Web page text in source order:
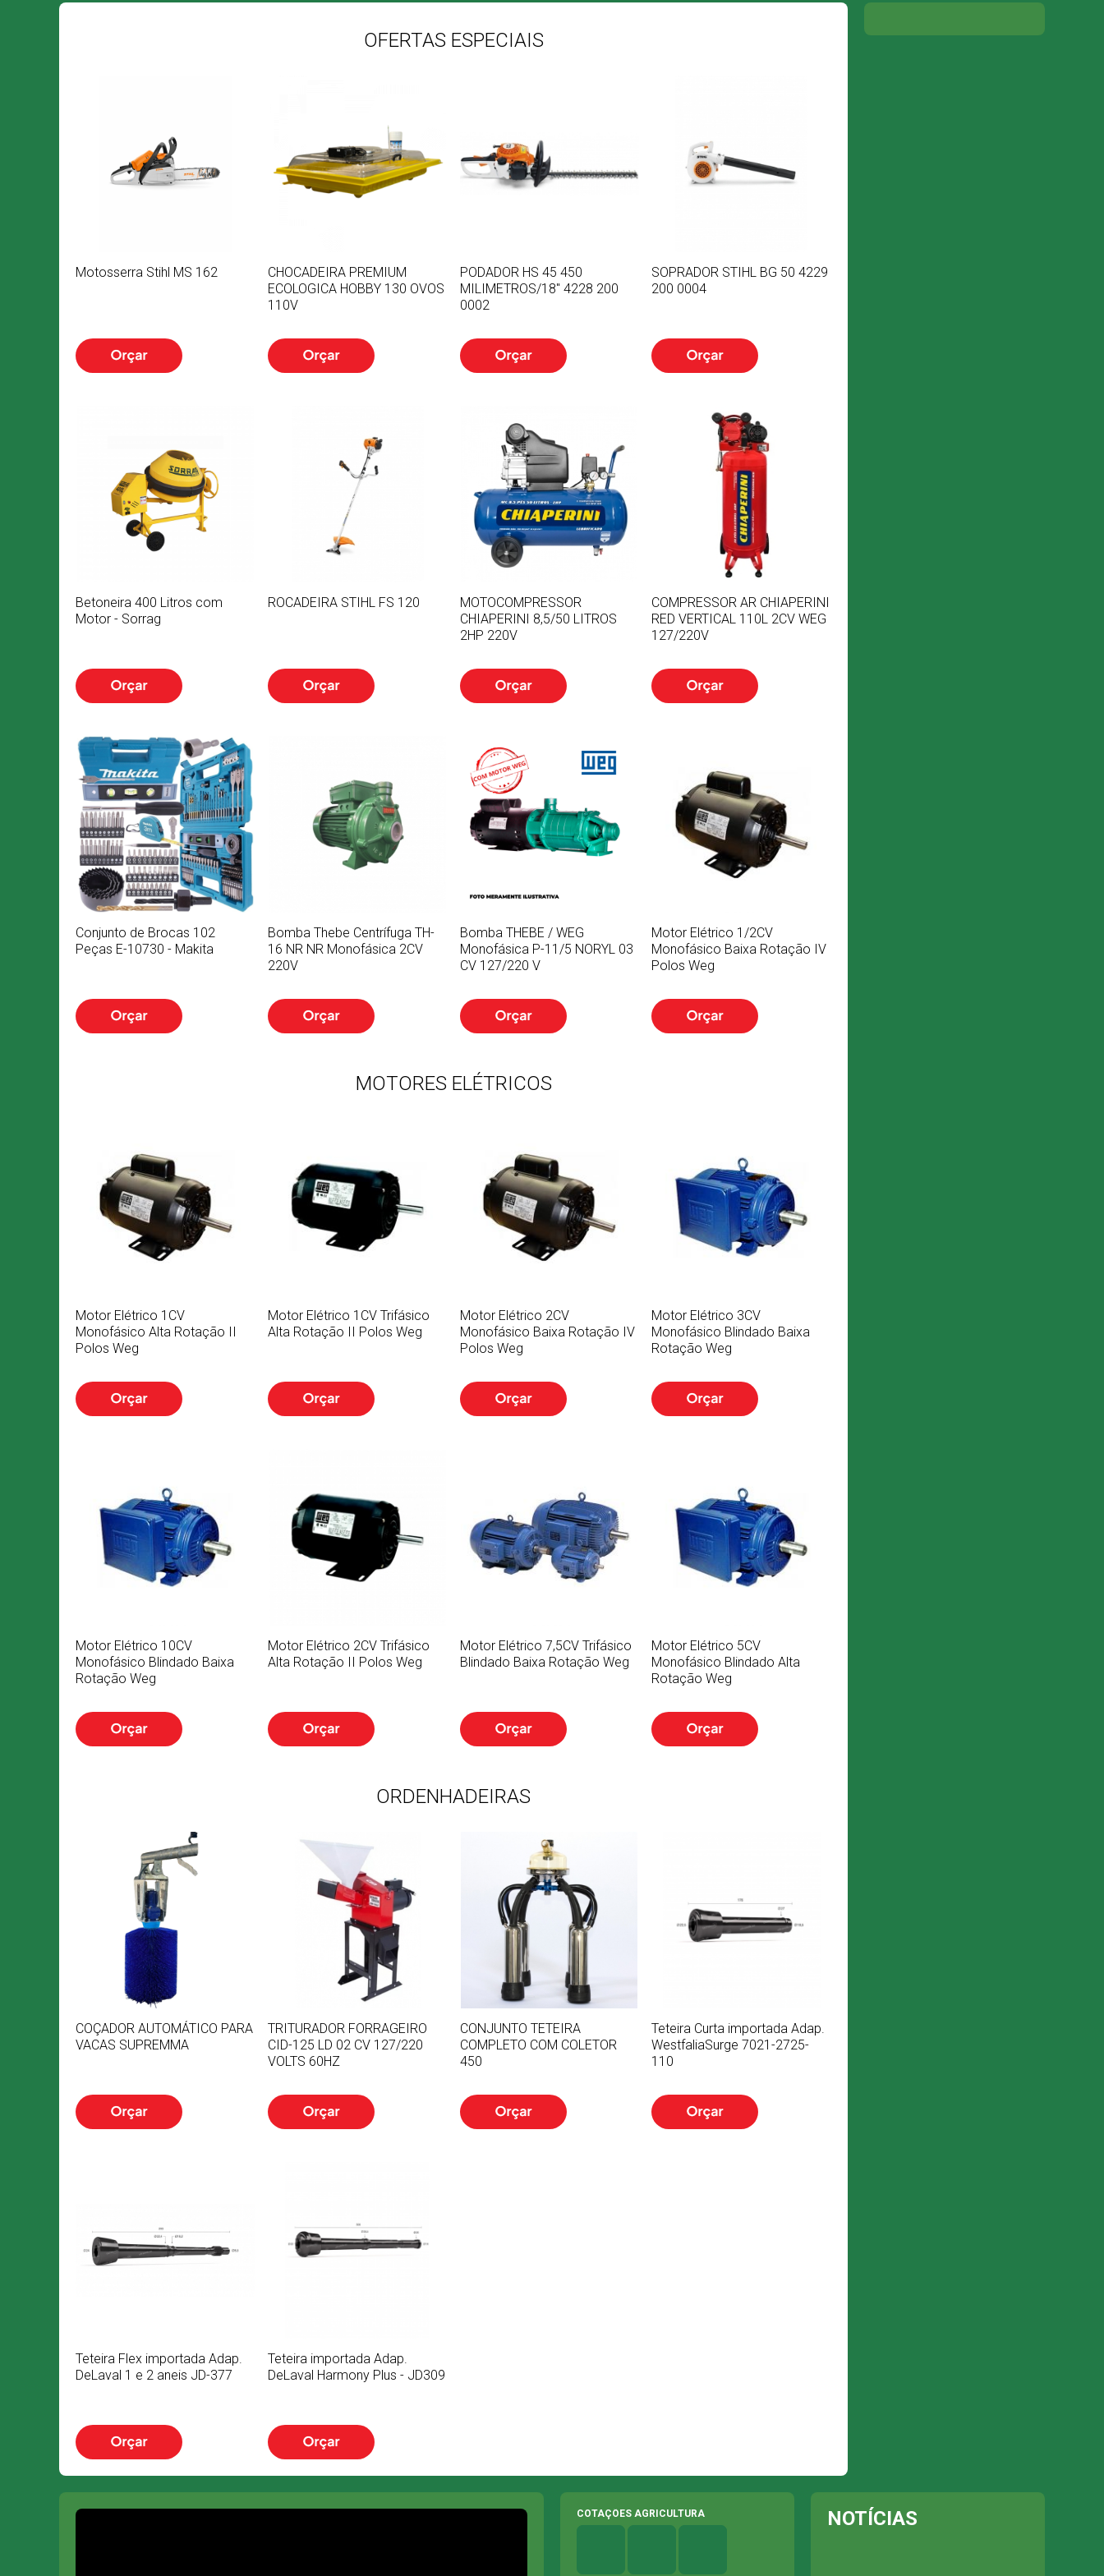
OFERTAS ESPECIAIS
Motosserra Stihl MS 162
CHOCADEIRA PREMIUM
ECOLOGICA HOBBY 130 OVOS
110V
PODADOR HS 45 450
MILIMETROS/18" 4228 200
0002
SOPRADOR STIHL BG 50 4229
200 0004
Betoneira 400 Litros com
Motor - Sorrag
ROCADEIRA STIHL FS 120
MOTOCOMPRESSOR
CHIAPERINI 8,5/50 LITROS
2HP 220V
COMPRESSOR AR CHIAPERINI
RED VERTICAL 110L 2CV WEG
127/220V
Conjunto de Brocas 102
Peças E-10730 - Makita
Bomba Thebe Centrífuga TH-
16 NR NR Monofásica 2CV
220V
Bomba THEBE / WEG
Monofásica P-11/5 NORYL 03
CV 127/220 V
Motor Elétrico 1/2CV
Monofásico Baixa Rotação IV
Polos Weg
MOTORES ELÉTRICOS
Motor Elétrico 1CV
Monofásico Alta Rotação II
Polos Weg
Motor Elétrico 1CV Trifásico
Alta Rotação II Polos Weg
Motor Elétrico 2CV
Monofásico Baixa Rotação IV
Polos Weg
Motor Elétrico 3CV
Monofásico Blindado Baixa
Rotação Weg
Motor Elétrico 10CV
Monofásico Blindado Baixa
Rotação Weg
Motor Elétrico 2CV Trifásico
Alta Rotação II Polos Weg
Motor Elétrico 7,5CV Trifásico
Blindado Baixa Rotação Weg
Motor Elétrico 5CV
Monofásico Blindado Alta
Rotação Weg
ORDENHADEIRAS
COÇADOR AUTOMÁTICO PARA
VACAS SUPREMMA
TRITURADOR FORRAGEIRO
CID-125 LD 02 CV 127/220
VOLTS 60HZ
CONJUNTO TETEIRA
COMPLETO COM COLETOR
450
Teteira Curta importada Adap.
WestfaliaSurge 7021-2725-
110
Teteira Flex importada Adap.
DeLaval 1 e 2 aneis JD-377
Teteira importada Adap.
DeLaval Harmony Plus - JD309
COTAÇÕES AGRICULTURA NOTÍCIAS